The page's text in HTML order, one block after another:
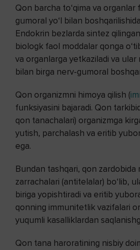
Qon barcha to‘qima va organlar
gumoral yo‘l bilan
Endokrin bezlarda sintez
biologk faol moddalar qonga
va organlarga yetkaziladi va ular
bilan birga nerv-gumoral
Qon organizmni himoya qilish (
funksiyasini bajaradi. Qon
qon tanachalari) organizmga
yutish, parchalash va eritib
ega.
Bundan tashqari, qon zardobida
zarrachalari (antitelalar) bo‘lib,
biriga yopishtiradi va eritib
qonning immunitetlik vazifalari
yuqumli kasalliklardan
Qon tana haroratining nisbiy